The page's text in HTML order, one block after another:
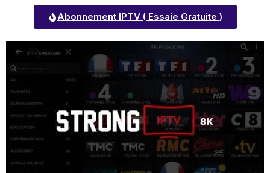
Abonnement IPTV ( Essaie Gratuite )